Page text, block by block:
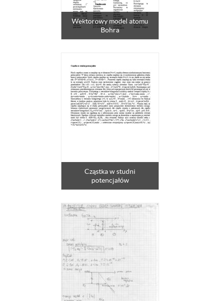
Wektorowy model atomu
Bohra
Cząstka w studni
potencjałów